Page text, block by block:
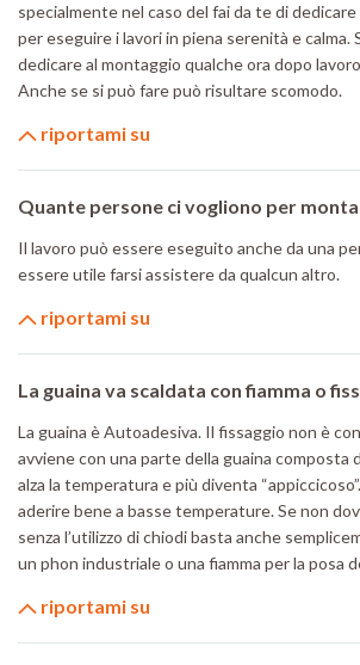
specialmente nel caso del fai da te di
per eseguire i lavori in piena serenità e calma.
dedicare al montaggio qualche ora dopo
Anche se si può fare può risultare scomodo.
riportami su
Quante persone ci vogliono per
Il lavoro può essere eseguito anche da una
essere utile farsi assistere da qualcun altro.
riportami su
La guaina va scaldata con fiamma o
La guaina è Autoadesiva. Il fissaggio non è con
avviene con una parte della guaina composta
alza la temperatura e più diventa
aderire bene a basse temperature. Se non
senza l’utilizzo di chiodi basta anche
un phon industriale o una fiamma per la posa
riportami su